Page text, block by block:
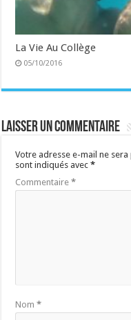
La Vie Au Collège
05/10/2016
Laisser un commentaire
Votre adresse e-mail ne
sont indiqués avec*
Commentaire*
Nom*